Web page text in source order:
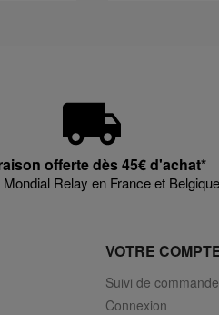
offerte dès 45€ d'achat*
Relay en France et Belgique
VOTRE
Suivi de commande
Connexion